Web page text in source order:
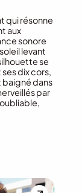
qui résonne
aux
sonore
levant
se
dix cors,
baigné dans
par